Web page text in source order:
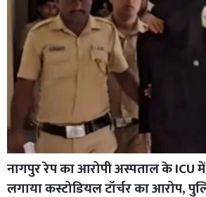
नागपुर रेप का आरोपी अस्पताल के ICU
लगाया कस्टोडियल टॉर्चर का आरोप,